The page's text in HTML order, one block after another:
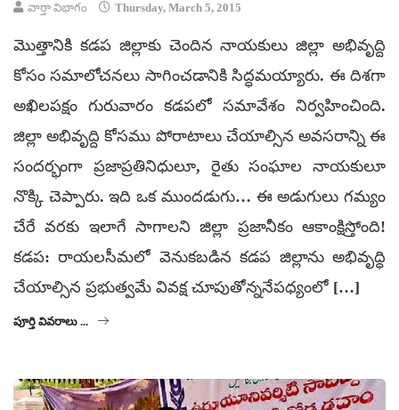
వార్తా విభాగం Thursday, March 5, 2015
మొత్తానికి కడప జిల్లాకు చెందిన నాయకులు జిల్లా అభివృద్ది
కోసం సమాలోచనలు సాగించడానికి సిద్ధమయ్యారు. ఈ దిశగా
అఖిలపక్షం గురువారం కడపలో సమావేశం నిర్వహించింది.
జిల్లా అభివృద్ది కోసము పోరాటాలు చేయాల్సిన అవసరాన్ని ఈ
సందర్భంగా ప్రజాప్రతినిధులూ, రైతు సంఘాల నాయకులూ
నొక్కి చెప్పారు. ఇది ఒక ముందడుగు… ఈ అడుగులు గమ్యం
చేరే వరకు ఇలాగే సాగాలని జిల్లా ప్రజానీకం ఆకాంక్షిస్తోంది!
కడప: రాయలసీమలో వెనుకబడిన కడప జిల్లాను అభివృద్ధి
చేయాల్సిన ప్రభుత్వమే వివక్ష చూపుతోన్ననేపధ్యంలో […]
పూర్తి వివరాలు ...